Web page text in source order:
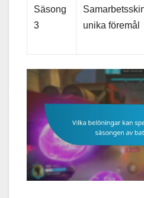
Säsong
3
unika föremål